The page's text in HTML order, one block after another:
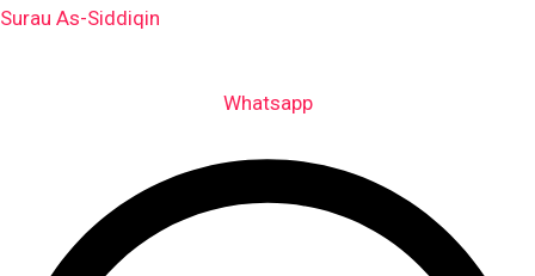
Skip
Surau As-Siddiqin
Whatsapp